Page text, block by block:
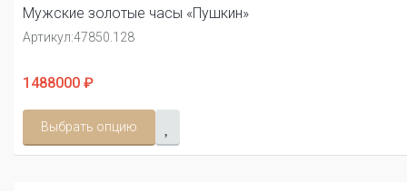
Мужские золотые часы «Пушкин»
Артикул:47850.128
1488000 ₽
Выбрать опцию